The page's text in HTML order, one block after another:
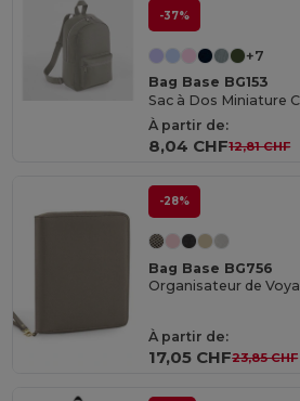
-37%
+7
Bag Base BG153
Sac à Dos Miniature
À partir de:
8,04 CHF12,81 CHF
-28%
Bag Base BG756
Organisateur de
À partir de:
17,05 CHF23,85 CHF